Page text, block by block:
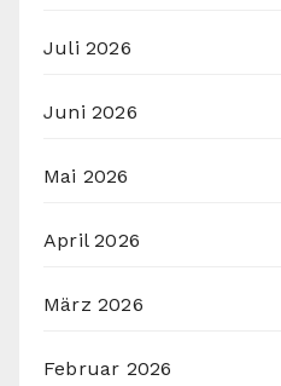
Juli 2026
Juni 2026
Mai 2026
April 2026
März 2026
Februar 2026